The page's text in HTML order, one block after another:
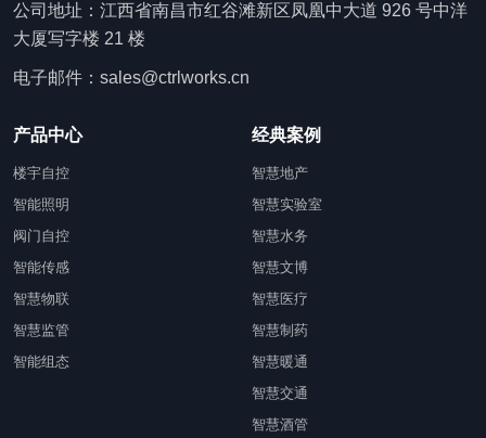
公司地址：江西省南昌市红谷滩新区凤凰中大道 926 号中洋
大厦写字楼 21 楼
电子邮件：sales@ctrlworks.cn
产品中心
楼宇自控
智能照明
阀门自控
智能传感
智慧物联
智慧监管
智能组态
经典案例
智慧地产
智慧实验室
智慧水务
智慧文博
智慧医疗
智慧制药
智慧暖通
智慧交通
智慧酒管